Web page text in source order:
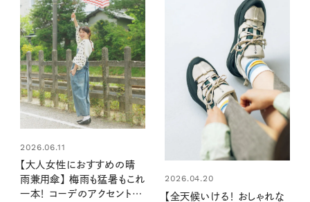
2026.06.11
【大人女性におすすめの晴
雨兼用傘】 梅雨も猛暑もこれ
一本！ コーデのアクセントに
2026.04.20
【全天候いける！ おしゃれな